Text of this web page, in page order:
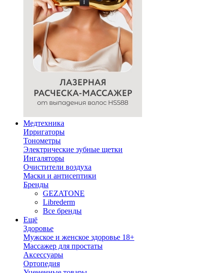
Медтехника
Ирригаторы
Тонометры
Электрические зубные щетки
Ингаляторы
Очистители воздуха
Маски и антисептики
Бренды
GEZATONE
Librederm
Все бренды
Ещё
Здоровье
Мужское и женское здоровье 18+
Массажер для простаты
Аксессуары
Ортопедия